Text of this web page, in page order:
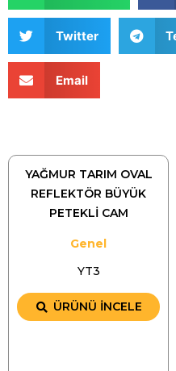
Twitter
Email
YAĞMUR TARIM OVAL
REFLEKTÖR BÜYÜK
PETEKLİ CAM
Genel
YT3
ÜRÜNÜ İNCELE